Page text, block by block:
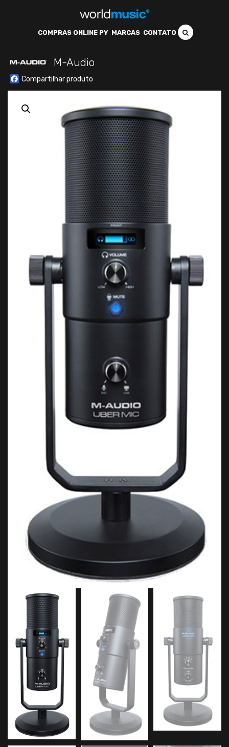
COMPRAS ONLINE PY MARCAS CONTATO
M-Audio
Facebook